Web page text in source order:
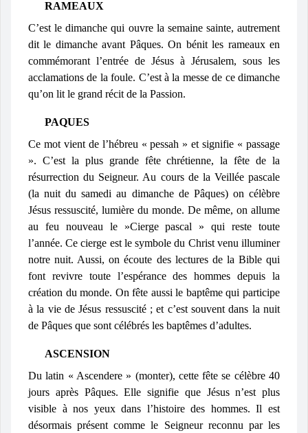
RAMEAUX
C’est le dimanche qui ouvre la semaine sainte, autrement
dit le dimanche avant Pâques. On bénit les rameaux en
commémorant l’entrée de Jésus à Jérusalem, sous les
acclamations de la foule. C’est à la messe de ce dimanche
qu’on lit le grand récit de la Passion.
PAQUES
Ce mot vient de l’hébreu « pessah » et signifie « passage
». C’est la plus grande fête chrétienne, la fête de la
résurrection du Seigneur. Au cours de la Veillée pascale
(la nuit du samedi au dimanche de Pâques) on célèbre
Jésus ressuscité, lumière du monde. De même, on allume
au feu nouveau le »Cierge pascal » qui reste toute
l’année. Ce cierge est le symbole du Christ venu illuminer
notre nuit. Aussi, on écoute des lectures de la Bible qui
font revivre toute l’espérance des hommes depuis la
création du monde. On fête aussi le baptême qui participe
à la vie de Jésus ressuscité ; et c’est souvent dans la nuit
de Pâques que sont célébrés les baptêmes d’adultes.
ASCENSION
Du latin « Ascendere » (monter), cette fête se célèbre 40
jours après Pâques. Elle signifie que Jésus n’est plus
visible à nos yeux dans l’histoire des hommes. Il est
désormais présent comme le Seigneur reconnu par les